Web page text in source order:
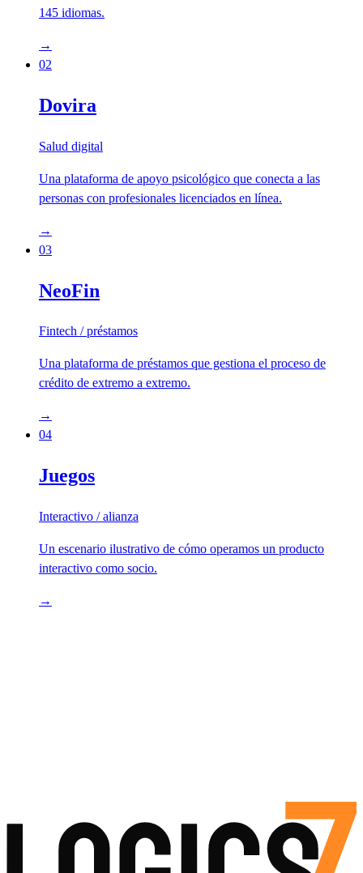
145 idiomas.
→
02
Dovira
Salud digital
Una plataforma de apoyo psicológico que conecta a las
personas con profesionales licenciados en línea.
→
03
NeoFin
Fintech / préstamos
Una plataforma de préstamos que gestiona el proceso de
crédito de extremo a extremo.
→
04
Juegos
Interactivo / alianza
Un escenario ilustrativo de cómo operamos un producto
interactivo como socio.
→